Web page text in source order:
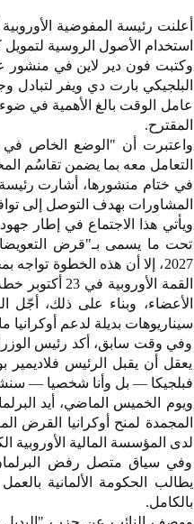
أعلنت رئيسة المفوضية
استخدام الأصول الروسية
وكتبت فون دير لاين في منشور
البلجيكي بارت دي ويفر لتبادل
عامل الوقت بالغ الأهمية في ضوء
المقترح.
واعتبرت أن "الوضع الخاص في
التعامل معه بما يضمن تقاسُم
في ختام منشورها، أشارت رئيسة
المشاورات بهدف التوصل إلى توافق
ويأتي هذا الاجتماع في إطار
2027، إلا أن هذه الخطوة
القمة
سيناريوهات بديلة لدعم أوكرانيا
وفي وقت سابق، أكد رئيس
يعقل أن يقبل الرئيس فلاديمير
فبلجيكا — بل وأنا شخصيا —
ويوم الخميس الماضي، أيد
المجمدة لمنح أوكرانيا القرض
لدى المؤسسة المالية الأوروبية
يطالب الحكومة الألمانية
بالكامل.